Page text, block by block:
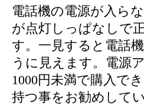
電話機の電源が入ら
が点灯しっぱなしで
す。一見すると電話
うに見えます。電源
1000円未満で購入で
持つ事をお勧めして